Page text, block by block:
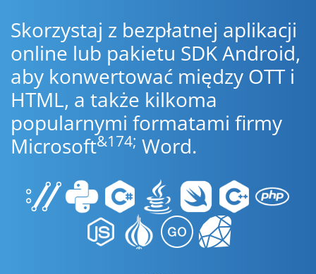
Skorzystaj z bezpłatnej aplikacji
online lub pakietu SDK Android,
aby konwertować między OTT i
HTML, a także kilkoma
popularnymi formatami firmy
Microsoft&174; Word.